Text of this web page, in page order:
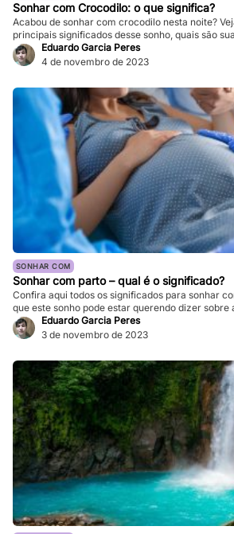
Sonhar com Crocodilo: o que significa?
Acabou de sonhar com crocodilo nesta noite?
principais significados desse sonho, quais são
Eduardo Garcia Peres
4 de novembro de 2023
SONHAR COM
Sonhar com parto – qual é o significado?
Confira aqui todos os significados para sonhar
que este sonho pode estar querendo dizer sobre
Eduardo Garcia Peres
3 de novembro de 2023